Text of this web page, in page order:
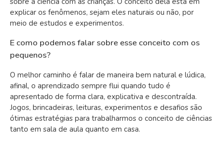
explicar os fenômenos, sejam eles naturais ou não, por
meio de estudos e experimentos.
E como podemos falar sobre esse conceito com os
pequenos?
O melhor caminho é falar de maneira bem natural e lúdica,
afinal, o aprendizado sempre flui quando tudo é
apresentado de forma clara, explicativa e descontraída.
Jogos, brincadeiras, leituras, experimentos e desafios são
ótimas estratégias para trabalharmos o conceito de ciências
tanto em sala de aula quanto em casa.